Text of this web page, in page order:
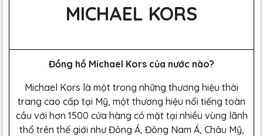
MICHAEL KORS
Đồng hồ Michael Kors của nước nào?
Michael Kors là một trong những thương hiệu thời
trang cao cấp tại Mỹ, một thương hiệu nổi tiếng toàn
cầu với hơn 1500 cửa hàng có mặt tại nhiều vùng lãnh
thổ trên thế giới như Đông Á, Đông Nam Á, Châu Mỹ,